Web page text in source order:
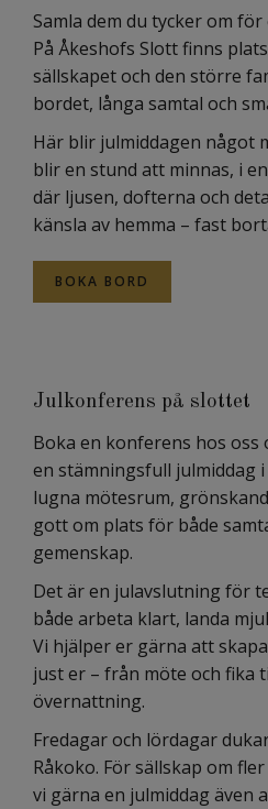
Samla dem du tycker om
På Åkeshofs Slott finns
sällskapet och den större
bordet, långa samtal och
Här blir julmiddagen något
blir en stund att minnas, i
där ljusen, dofterna och
känsla av hemma – fast
BOKA BORD
Julkonferens på slottet
Boka en konferens hos oss
en stämningsfull julmiddag
lugna mötesrum,
gott om plats för både
gemenskap.
Det är en julavslutning för
både arbeta klart, landa
Vi hjälper er gärna att
just er – från möte och fika
övernattning.
Fredagar och lördagar
Råkoko. För sällskap om
vi gärna en julmiddag även